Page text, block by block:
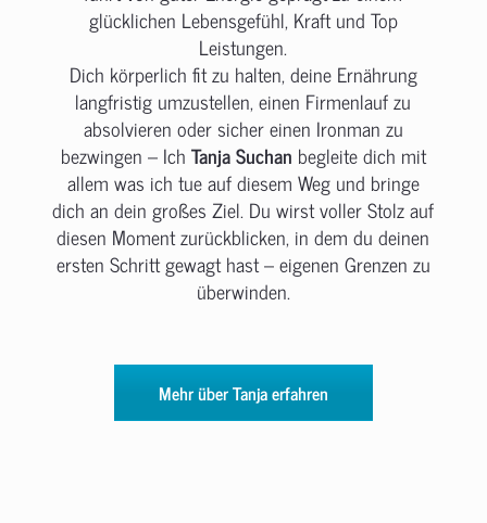
glücklichen Lebensgefühl, Kraft und Top
Leistungen.
Dich körperlich fit zu halten, deine Ernährung
langfristig umzustellen, einen Firmenlauf zu
absolvieren oder sicher einen Ironman zu
bezwingen – Ich Tanja Suchan begleite dich mit
allem was ich tue auf diesem Weg und bringe
dich an dein großes Ziel. Du wirst voller Stolz auf
diesen Moment zurückblicken, in dem du deinen
ersten Schritt gewagt hast – eigenen Grenzen zu
überwinden.
Mehr über Tanja erfahren